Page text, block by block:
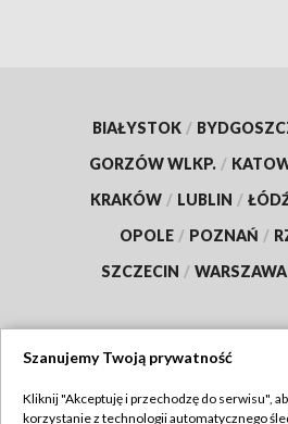
BIAŁYSTOK /
GORZÓW WLKP. /
KRAKÓW / LUBLIN /
OPOLE / POZNAŃ /
SZCZECIN / WARSZAWA
Szanujemy Twoją prywatność
Kliknij "Akceptuję i przechodzę do serwisu",
korzystanie z technologii automatycznego